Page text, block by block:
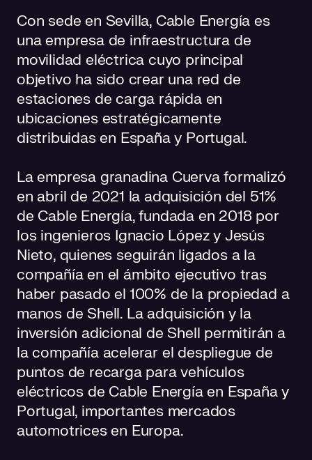
Con sede en Sevilla, Cable Energía es
una empresa de infraestructura de
movilidad eléctrica cuyo principal
objetivo ha sido crear una red de
estaciones de carga rápida en
ubicaciones estratégicamente
distribuidas en España y Portugal.
La empresa granadina Cuerva formalizó
en abril de 2021 la adquisición del 51%
de Cable Energía, fundada en 2018 por
los ingenieros Ignacio López y Jesús
Nieto, quienes seguirán ligados a la
compañía en el ámbito ejecutivo tras
haber pasado el 100% de la propiedad a
manos de Shell. La adquisición y la
inversión adicional de Shell permitirán a
la compañía acelerar el despliegue de
puntos de recarga para vehículos
eléctricos de Cable Energía en España y
Portugal, importantes mercados
automotrices en Europa.